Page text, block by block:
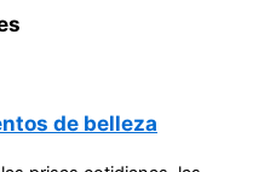
de belleza